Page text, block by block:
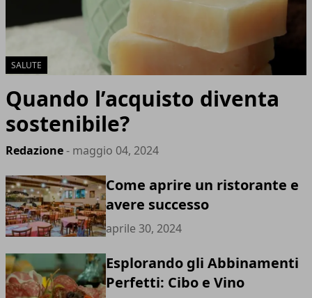
SALUTE
Quando l’acquisto diventa
sostenibile?
Redazione- maggio 04, 2024
Come aprire un ristorante e
avere successo
aprile 30, 2024
Esplorando gli Abbinamenti
Perfetti: Cibo e Vino